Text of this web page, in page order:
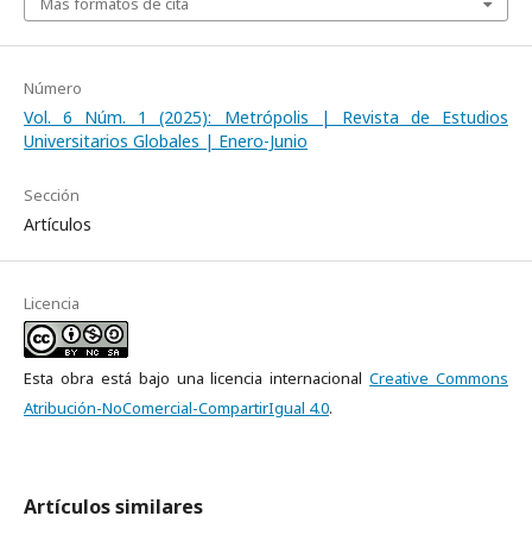
Número
Vol. 6 Núm. 1 (2025): Metrópolis | Revista de Estudios
Universitarios Globales | Enero-Junio
Sección
Artículos
Licencia
Esta obra está bajo una licencia internacionalCreative Commons
Atribución-NoComercial-CompartirIgual 4.0.
Artículos similares